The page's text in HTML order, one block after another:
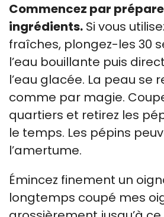
Commencez par
ingrédients. Si vous
fraîches, plongez-les 30
l’eau bouillante puis
l’eau glacée. La peau se
comme par magie.
quartiers et retirez les
le temps. Les pépins
l’amertume.
Émincez finement un
longtemps coupé mes